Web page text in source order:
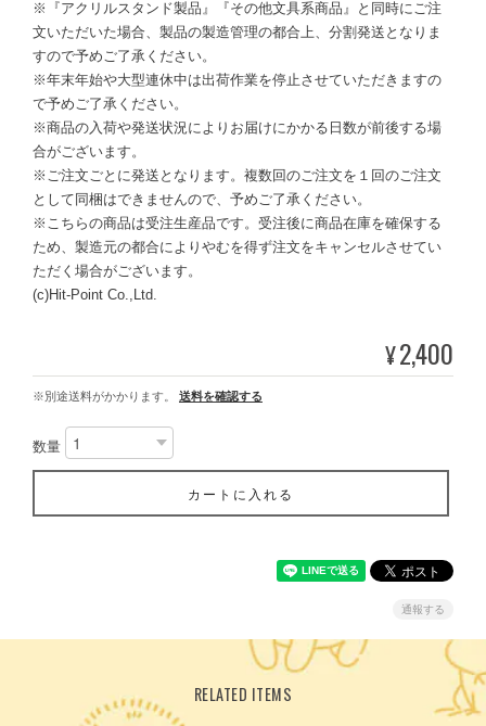
※『アクリルスタンド製品』『その他文具系商品』と同時にご注
文いただいた場合、製品の製造管理の都合上、分割発送となりま
すので予めご了承ください。
※年末年始や大型連休中は出荷作業を停止させていただきますの
で予めご了承ください。
※商品の入荷や発送状況によりお届けにかかる日数が前後する場
合がございます。
※ご注文ごとに発送となります。複数回のご注文を１回のご注文
として同梱はできませんので、予めご了承ください。
※こちらの商品は受注生産品です。受注後に商品在庫を確保する
ため、製造元の都合によりやむを得ず注文をキャンセルさせてい
ただく場合がございます。
(c)Hit-Point Co.,Ltd.
¥2,400
※別途送料がかかります。 送料を確認する
数量
カートに入れる
通報する
RELATED ITEMS